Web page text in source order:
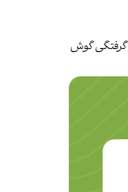
گرفتگی گوش